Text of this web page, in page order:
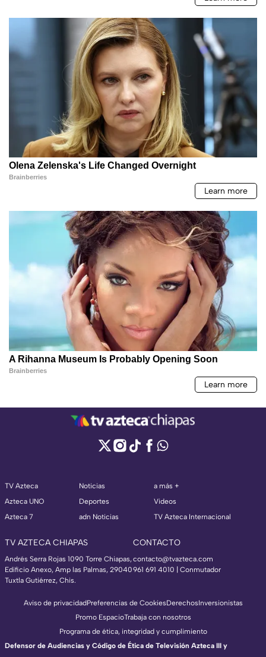
TV Azteca
Azteca UNO
Azteca 7
Noticias
Deportes
adn Noticias
a más +
Videos
TV Azteca Internacional
TV AZTECA CHIAPAS
Andrés Serra Rojas 1090 Torre Chiapas,
Edificio Anexo, Amp las Palmas, 29040
Tuxtla Gutiérrez, Chis.
CONTACTO
contacto@tvazteca.com
961 691 4010 | Conmutador
Aviso de privacidadPreferencias de CookiesDerechosInversionistas
Promo EspacioTrabaja con nosotros
Programa de ética, integridad y cumplimiento
Defensor de Audiencias y Código de Ética de Televisión Azteca III y